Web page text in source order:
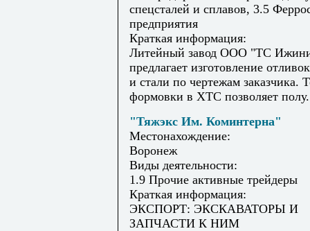
спецсталей и сплавов, 3.5
предприятия
Краткая информация:
Литейный завод ООО "ТС
предлагает изготовление
и стали по чертежам заказчика.
формовки в ХТС позволяет
"Тяжэкс Им. Коминтерна"
Местонахождение:
Воронеж
Виды деятельности:
1.9 Прочие активные трейдеры
Краткая информация:
ЭКСПОРТ: ЭКСКАВАТОРЫ И
ЗАПЧАСТИ К НИМ